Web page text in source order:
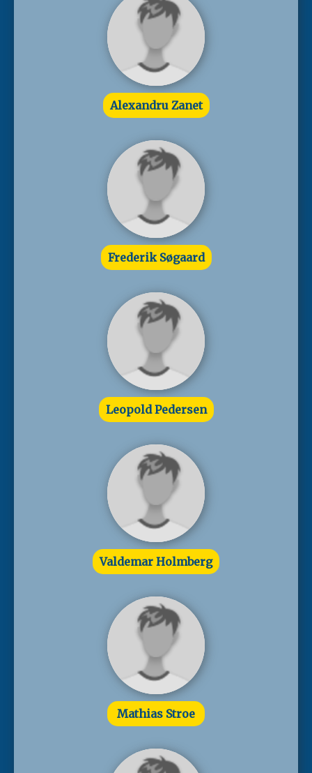
Alexandru Zanet
Frederik Søgaard
Leopold Pedersen
Valdemar Holmberg
Mathias Stroe